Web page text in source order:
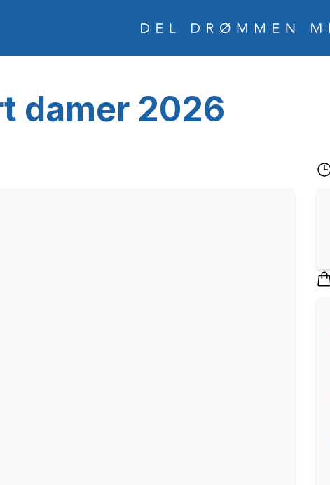
damer 2026